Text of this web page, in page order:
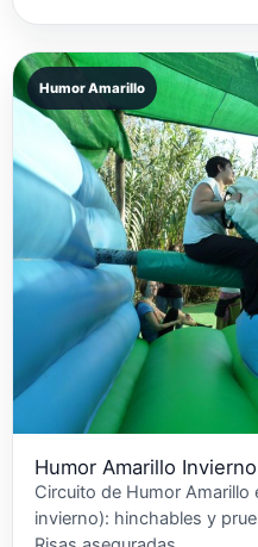
Humor Amarillo
Humor Amarillo
Circuito de Humor
invierno): hinchables y